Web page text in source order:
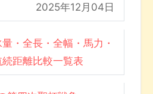
2025年12月04日
・全長・全幅・馬力・
距離比較一覧表